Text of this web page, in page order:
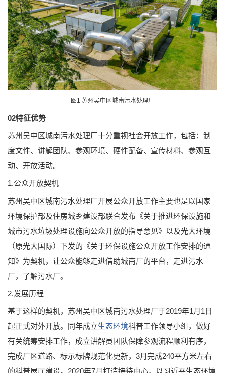
图1 苏州吴中区城南污水处理厂
02特征优势
苏州吴中区城南污水处理厂十分重视社会开放工作，包括：制
度文件、讲解团队、参观环境、硬件配备、宣传材料、参观互
动、开放活动。
1.公众开放契机
苏州吴中区城南污水处理厂开展公众开放工作主要也是以国家
环境保护部及住房城乡建设部联合发布《关于推进环保设施和
城市污水垃圾处理设施向公众开放的指导意见》以及光大环境
（原光大国际）下发的《关于环保设施公众开放工作安排的通
知》为契机，让公众能够走进借助城南厂的平台，走进污水
厂，了解污水厂。
2.发展历程
基于这样的契机，苏州吴中区城南污水处理厂于2019年1月1日
起正式对外开放。同年成立生态环境科普工作领导小组，做好
有关统筹安排工作，成立讲解员团队保障参观流程顺利有序，
完成厂区道路、标示标牌规范化更新，3月完成240平方米左右